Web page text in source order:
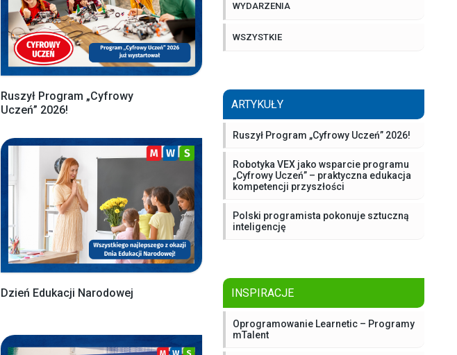
Ruszył Program „Cyfrowy
Uczeń” 2026!
Dzień Edukacji Narodowej
WYDARZENIA
WSZYSTKIE
ARTYKUŁY
Ruszył Program „Cyfrowy Uczeń” 2026!
Robotyka VEX jako wsparcie programu
„Cyfrowy Uczeń” – praktyczna edukacja
kompetencji przyszłości
Polski programista pokonuje sztuczną
inteligencję
INSPIRACJE
Oprogramowanie Learnetic – Programy
mTalent